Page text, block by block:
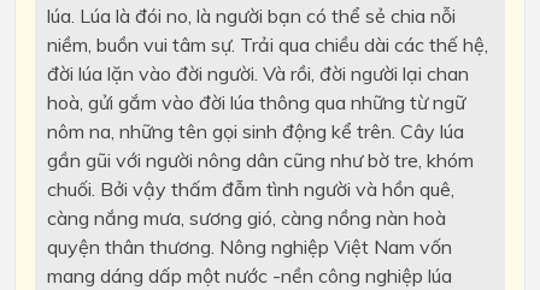
lúa. Lúa là đói no, là người bạn có thể sẻ chia nỗi
niềm, buồn vui tâm sự. Trải qua chiều dài các thế hệ,
đời lúa lặn vào đời người. Và rồi, đời người lại chan
hoà, gửi gắm vào đời lúa thông qua những từ ngữ
nôm na, những tên gọi sinh động kể trên. Cây lúa
gần gũi với người nông dân cũng như bờ tre, khóm
chuối. Bởi vậy thấm đẫm tình người và hồn quê,
càng nắng mưa, sương gió, càng nồng nàn hoà
quyện thân thương. Nông nghiệp Việt Nam vốn
mang dáng dấp một nước -nền công nghiệp lúa